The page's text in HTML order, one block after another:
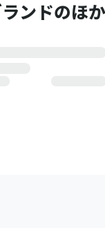
ンドのほ